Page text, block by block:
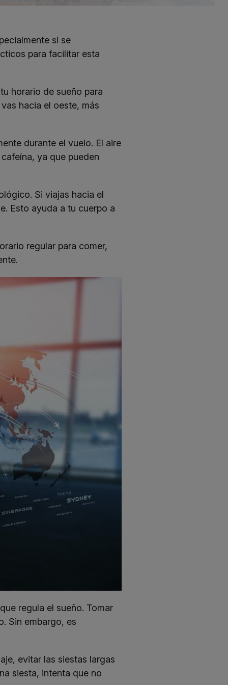
si se
para facilitar esta
horario de sueño para
hacia el oeste, más
durante el vuelo. El aire
ya que pueden
Si viajas hacia el
Esto ayuda a tu cuerpo a
regular para comer,
regula el sueño. Tomar
Sin embargo, es
evitar las siestas largas
siesta, intenta que no